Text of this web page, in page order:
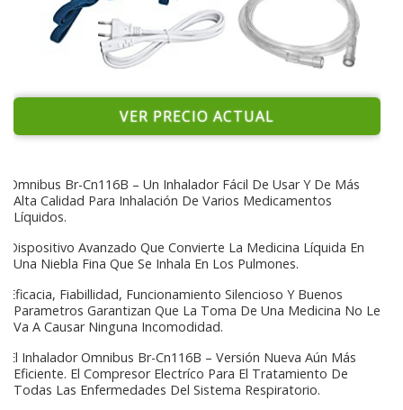
VER PRECIO ACTUAL
Omnibus Br-Cn116B – Un Inhalador Fácil De Usar Y De Más
Alta Calidad Para Inhalación De Varios Medicamentos
Líquidos.
Dispositivo Avanzado Que Convierte La Medicina Líquida En
Una Niebla Fina Que Se Inhala En Los Pulmones.
Eficacia, Fiabillidad, Funcionamiento Silencioso Y Buenos
Parametros Garantizan Que La Toma De Una Medicina No Le
Va A Causar Ninguna Incomodidad.
El Inhalador Omnibus Br-Cn116B – Versión Nueva Aún Más
Eficiente. El Compresor Electríco Para El Tratamiento De
Todas Las Enfermedades Del Sistema Respiratorio.